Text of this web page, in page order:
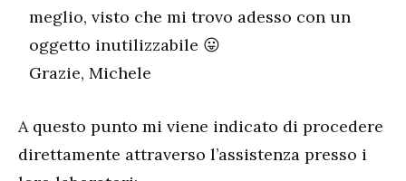
meglio, visto che mi trovo adesso con un
oggetto inutilizzabile 😛
Grazie, Michele
A questo punto mi viene indicato di procedere
direttamente attraverso l’assistenza presso i